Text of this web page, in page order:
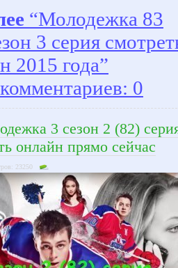
“Молодежка 83
3 серия
2015 года”
0
3 сезон 2 (82)
онлайн прямо сейчас
23250